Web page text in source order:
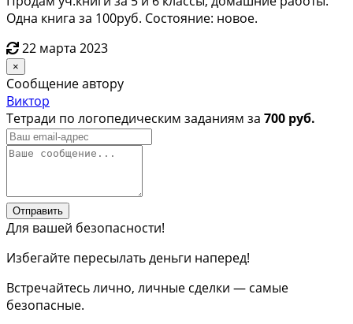
Одна книга за 100руб. Состояние: новое.
22 марта 2023
×
Сообщение автору
Виктор
Тетради по логопедическим заданиям за 700 руб.
Отправить
Для вашей безопасности!
Избегайте пересылать деньги наперед!
Встречайтесь лично, личные сделки — самые
безопасные.